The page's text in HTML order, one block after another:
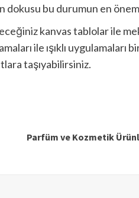
dokusu bu durumun en
kanvas tablolar ile
ile ışıklı uygulamaları
taşıyabilirsiniz.
Parfüm ve Kozmetik